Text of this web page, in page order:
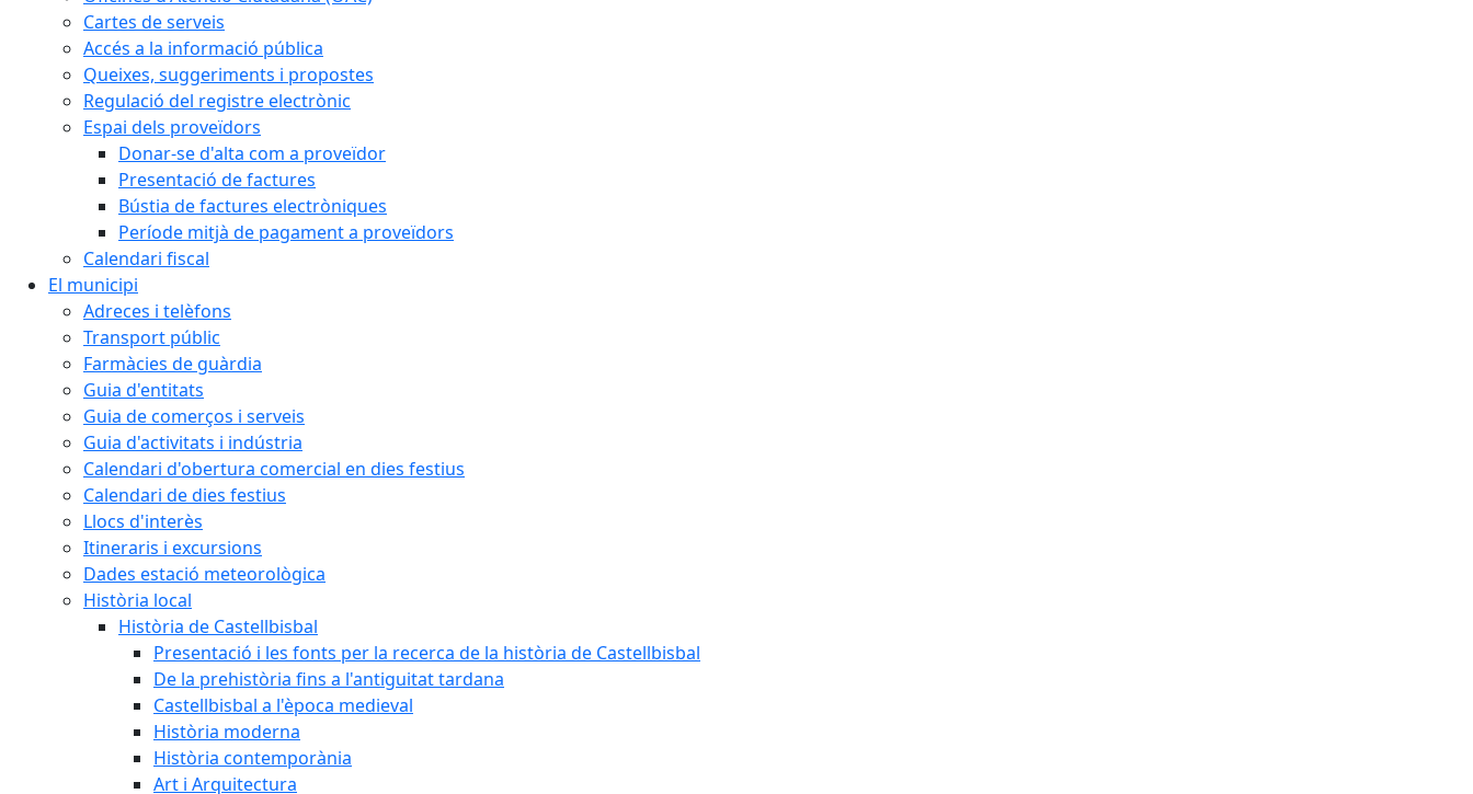
Cartes de serveis
Accés a la informació pública
Queixes, suggeriments i propostes
Regulació del registre electrònic
Espai dels proveïdors
Donar-se d'alta com a proveïdor
Presentació de factures
Bústia de factures electròniques
Període mitjà de pagament a proveïdors
Calendari fiscal
El municipi
Adreces i telèfons
Transport públic
Farmàcies de guàrdia
Guia d'entitats
Guia de comerços i serveis
Guia d'activitats i indústria
Calendari d'obertura comercial en dies festius
Calendari de dies festius
Llocs d'interès
Itineraris i excursions
Dades estació meteorològica
Història local
Història de Castellbisbal
Presentació i les fonts per la recerca de la història de Castellbisbal
De la prehistòria fins a l'antiguitat tardana
Castellbisbal a l'època medieval
Història moderna
Història contemporània
Art i Arquitectura